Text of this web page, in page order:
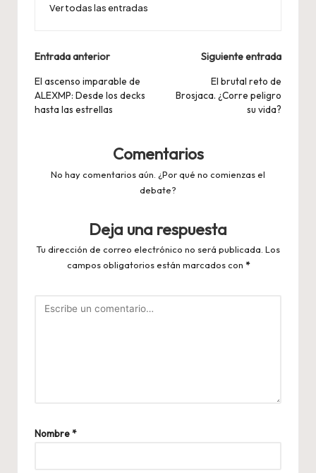
Ver todas las entradas
Navegación
de
entradas
Entrada anterior
El ascenso imparable de
ALEXMP: Desde los decks
hasta las estrellas
Siguiente entrada
El brutal reto de
Brosjaca. ¿Corre peligro
su vida?
Comentarios
No hay comentarios aún. ¿Por qué no comienzas el
debate?
Deja una respuesta
Tu dirección de correo electrónico no será publicada. Los
campos obligatorios están marcados con *
Nombre*